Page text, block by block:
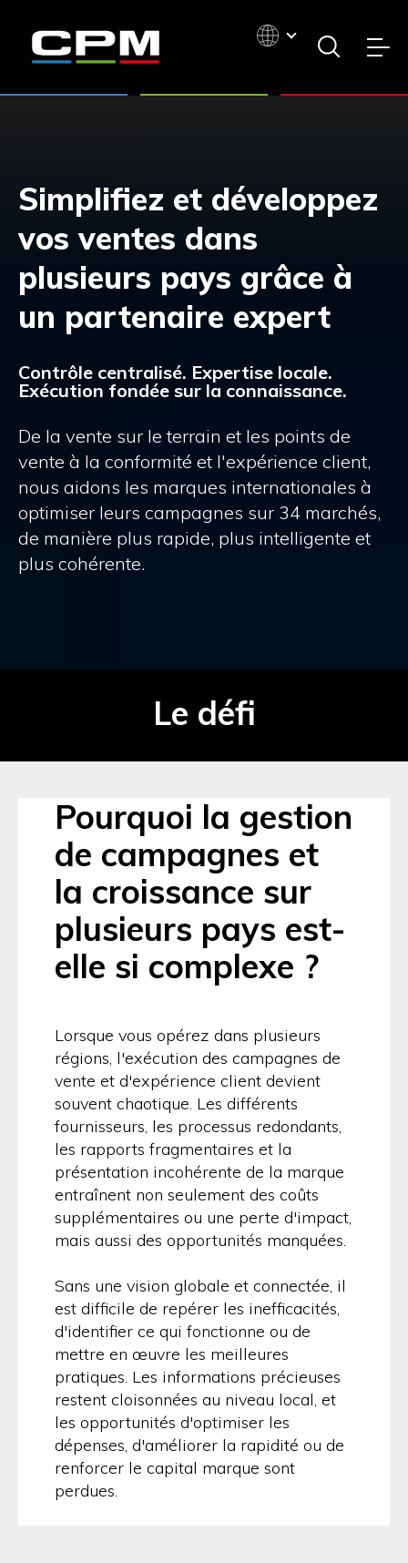
Simplifiez et développez
vos ventes dans
plusieurs pays grâce à
un partenaire expert
Contrôle centralisé. Expertise locale.
Exécution fondée sur la connaissance.
De la vente sur le terrain et les points de
vente à la conformité et l'expérience client,
nous aidons les marques internationales à
optimiser leurs campagnes sur 34 marchés,
de manière plus rapide, plus intelligente et
plus cohérente.
Le défi
Pourquoi la gestion
de campagnes et
la croissance sur
plusieurs pays est-
elle si complexe ?
Lorsque vous opérez dans plusieurs
régions, l'exécution des campagnes de
vente et d'expérience client devient
souvent chaotique. Les différents
fournisseurs, les processus redondants,
les rapports fragmentaires et la
présentation incohérente de la marque
entraînent non seulement des coûts
supplémentaires ou une perte d'impact,
mais aussi des opportunités manquées.
Sans une vision globale et connectée, il
est difficile de repérer les inefficacités,
d'identifier ce qui fonctionne ou de
mettre en œuvre les meilleures
pratiques. Les informations précieuses
restent cloisonnées au niveau local, et
les opportunités d'optimiser les
dépenses, d'améliorer la rapidité ou de
renforcer le capital marque sont
perdues.